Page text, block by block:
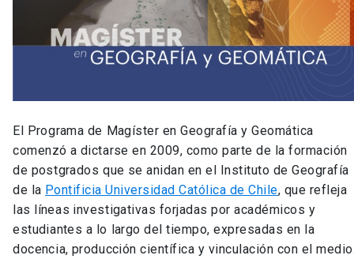
El Programa de Magíster en Geografía y Geomática
comenzó a dictarse en 2009, como parte de la formación
de postgrados que se anidan en el Instituto de Geografía
de la Pontificia Universidad Católica de Chile, que refleja
las líneas investigativas forjadas por académicos y
estudiantes a lo largo del tiempo, expresadas en la
docencia, producción científica y vinculación con el